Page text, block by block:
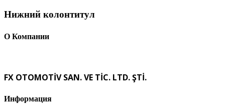
Нижний колонтитул
О Компании
FX OTOMOTİV SAN. VE TİC. LTD. ŞTİ.
Информация